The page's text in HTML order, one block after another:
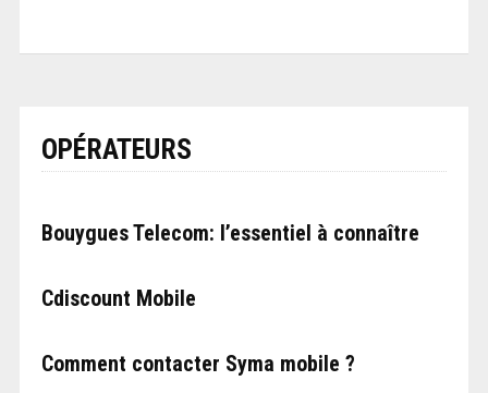
OPÉRATEURS
Bouygues Telecom: l’essentiel à connaître
Cdiscount Mobile
Comment contacter Syma mobile ?